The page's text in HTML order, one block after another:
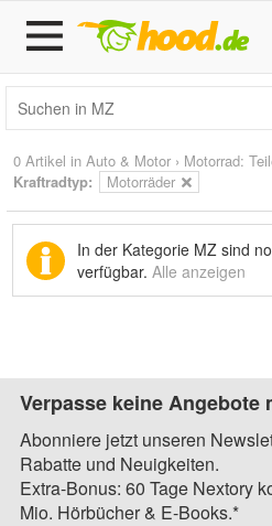
0 Artikel in Auto & Motor › Motorrad:
Kraftradtyp:
Motorräder
In der Kategorie MZ sind
verfügbar. Alle anzeigen
Verpasse keine Angebote
Abonniere jetzt unseren
Rabatte und Neuigkeiten.
Extra-Bonus: 60 Tage Nextory
Mio. Hörbücher & E-Books.*